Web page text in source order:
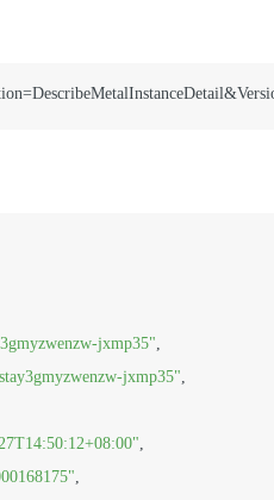
jxmp35",
jxmp35",
,
,